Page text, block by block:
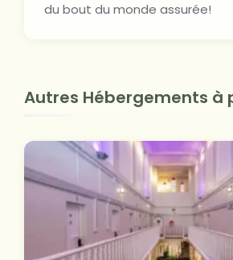
du bout du monde assurée!
Autres Hébergements à